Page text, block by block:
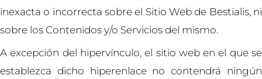
inexacta o incorrecta sobre el Sitio Web de Bestialis, ni
sobre los Contenidos y/o Servicios del mismo.
A excepción del hipervínculo, el sitio web en el que se
establezca dicho hiperenlace no contendrá ningún